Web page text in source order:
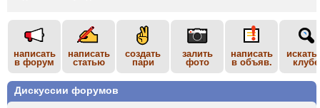
написать
в форум
написать
статью
создать
пари
залить
фото
написать
в объяв.
искать
клубе
Дискуссии форумов